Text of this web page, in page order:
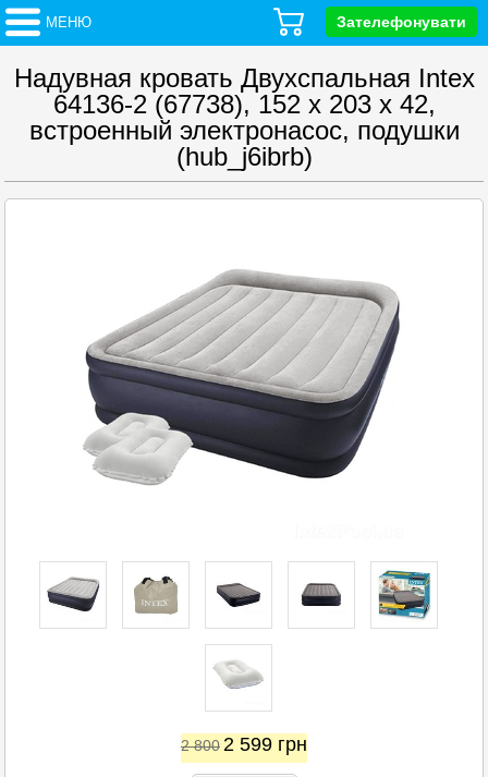
МЕНЮ Зателефонувати
Надувная кровать Двухспальная Intex
64136-2 (67738), 152 х 203 х 42,
встроенный электронасос, подушки
(hub_j6ibrb)
2 8002 599 грн